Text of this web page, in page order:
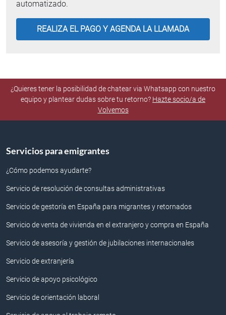
automatizado.
¿Quieres tener la posibilidad de chatear via Whatsapp con nuestro
equipo y plantear dudas sobre tu retorno? Hazte socio/a de
Volvemos
Servicios para emigrantes
¿Cómo podemos ayudarte?
Servicio de resolución de consultas administrativas
Servicio de gestoría en España para migrantes y retornados
Servicio de venta de vivienda en el extranjero y compra en España
Servicio de asesoría y gestión de jubilaciones internacionales
Servicio de extranjería
Servicio de apoyo psicológico
Servicio de orientación laboral